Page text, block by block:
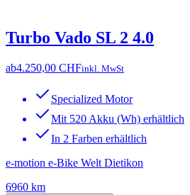
Turbo Vado SL 2 4.0
ab4.250,00 CHFinkl. MwSt
Specialized Motor
Mit 520 Akku (Wh) erhältlich
In 2 Farben erhältlich
e-motion e-Bike Welt Dietikon
6960 km